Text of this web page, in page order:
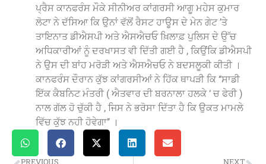
ਪ੍ਰੈਸ ਕਾਨਫਰੰਸ ਮੌਕੇ ਸੀਨੀਅਰ ਕਾਂਗਰਸੀ ਆਗੂ ਮਹੇਸ ਕੁਮਾਰ
ਲੋਟਾ ਨੇ ਦੱਸਿਆ ਕਿ ਉਨਾਂ ਵੱਲੋਂ ਰੈਸਟ ਹਾਊਸ ਦੇ ਮੇਨ ਗੇਟ ’ਤੇ
ਤਾਇਨਾਤ ਡੀਐਸਪੀ ਅਤੇ ਐਸਐਚਓ ਖ਼ਿਲਾਫ਼ ਪੁਲਿਸ ਦੇ ਉੱਚ
ਅਧਿਕਾਰੀਆਂ ਨੂੰ ਦਰਖਾਸਤ ਵੀ ਦਿੱਤੀ ਗਈ ਹੈ , ਕਿਉਂਕਿ ਡੀਐਸਪੀ
ਨੇ ਉਸ ਦੀ ਬਾਂਹ ਮਰੋੜੀ ਅਤੇ ਐਸਐਚਓ ਨੇ ਬਦਸਲੂਕੀ ਕੀਤੀ ।
ਕਾਨਫਰੰਸ ਦੌਰਾਨ ਕੁੱਝ ਕਾਂਗਰਸੀਆਂ ਨੇ ਹਿੱਕ ਥਾਪੜੀ ਕਿ ‘‘ਸਾਡੀ
ਇੱਕ ਕੈਬਨਿਟ ਮੰਤਰੀ ( ਐਤਵਾਰ ਦੀ ਬਰਨਾਲਾ ਹਲਕੇ ‘ ਚ ਫੇਰੀ )
ਨਾਲ ਗੱਲ ਹੋ ਚੁੱਕੀ ਹੈ , ਜਿਸ ਨੇ ਭਰੋਸਾ ਦਿੱਤਾ ਹੈ ਕਿ ਉਕਤ ਮਾਮਲੇ
ਵਿੱਚ ਕੁੱਝ ਨਹੀ ਹੋਵੇਗਾ’’ ।
PREVIOUS NEXT